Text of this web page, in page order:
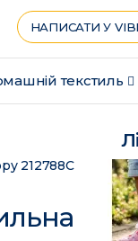
текстиль
НАПИСАТИ У
212788C